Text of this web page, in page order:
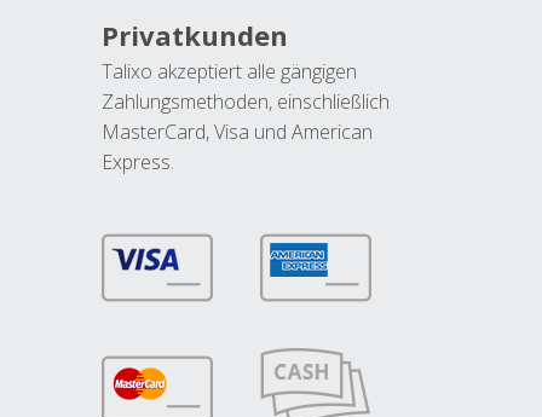
Privatkunden
Talixo akzeptiert alle gängigen
Zahlungsmethoden, einschließlich
MasterCard, Visa und American
Express.